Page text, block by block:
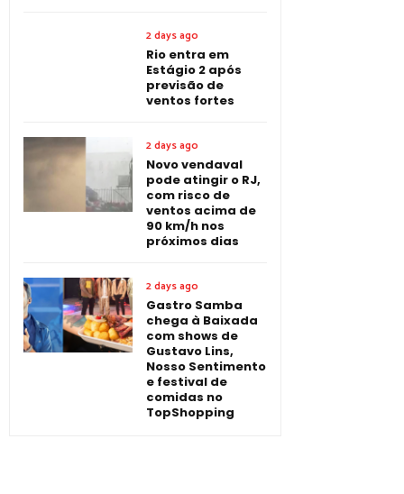
2 days ago
Rio entra em
Estágio 2 após
previsão de
ventos fortes
2 days ago
Novo vendaval
pode atingir o RJ,
com risco de
ventos acima de
90 km/h nos
próximos dias
2 days ago
Gastro Samba
chega à Baixada
com shows de
Gustavo Lins,
Nosso Sentimento
e festival de
comidas no
TopShopping